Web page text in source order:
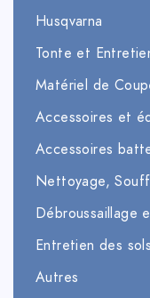
Husqvarna
Tonte et
Matériel de
Accessoires et
Accessoires
Nettoyage,
Débroussaillage
Entretien des sols
Autres